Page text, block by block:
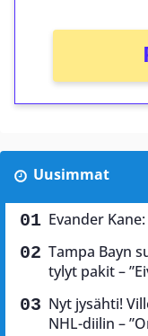
Uusimmat
Evander
Tampa Bayn
tylyt pakit –
Nyt jysähti!
NHL-diilin –